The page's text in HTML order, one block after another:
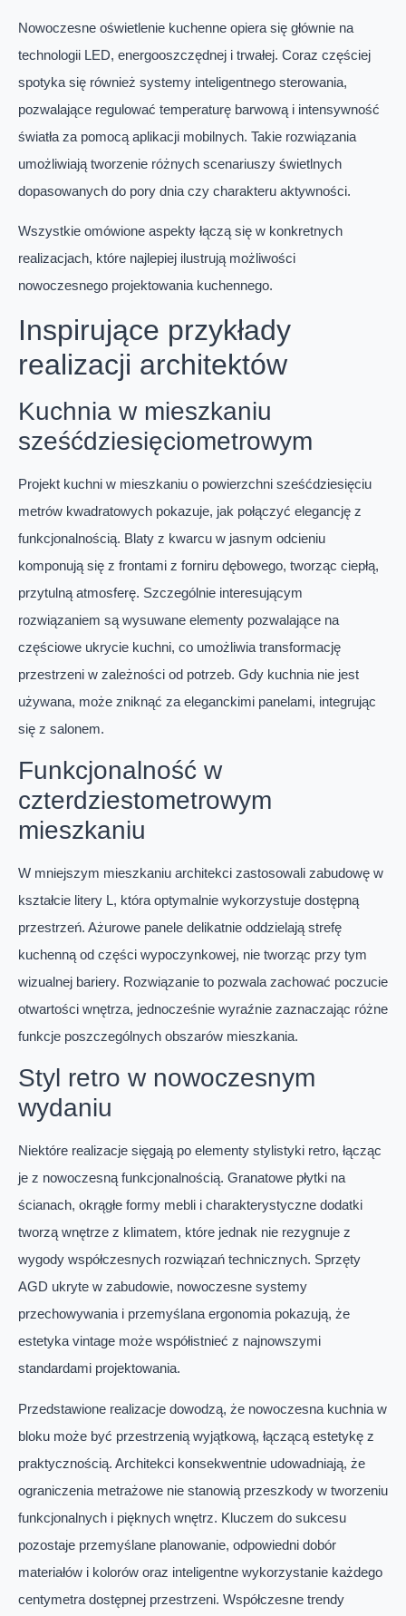
Nowoczesne oświetlenie kuchenne opiera się głównie na
technologii LED, energooszczędnej i trwałej. Coraz częściej
spotyka się również systemy inteligentnego sterowania,
pozwalające regulować temperaturę barwową i intensywność
światła za pomocą aplikacji mobilnych. Takie rozwiązania
umożliwiają tworzenie różnych scenariuszy świetlnych
dopasowanych do pory dnia czy charakteru aktywności.
Wszystkie omówione aspekty łączą się w konkretnych
realizacjach, które najlepiej ilustrują możliwości
nowoczesnego projektowania kuchennego.
Inspirujące przykłady
realizacji architektów
Kuchnia w mieszkaniu
sześćdziesięciometrowym
Projekt kuchni w mieszkaniu o powierzchni sześćdziesięciu
metrów kwadratowych pokazuje, jak połączyć elegancję z
funkcjonalnością. Blaty z kwarcu w jasnym odcieniu
komponują się z frontami z forniru dębowego, tworząc ciepłą,
przytulną atmosferę. Szczególnie interesującym
rozwiązaniem są wysuwane elementy pozwalające na
częściowe ukrycie kuchni, co umożliwia transformację
przestrzeni w zależności od potrzeb. Gdy kuchnia nie jest
używana, może zniknąć za eleganckimi panelami, integrując
się z salonem.
Funkcjonalność w
czterdziestometrowym
mieszkaniu
W mniejszym mieszkaniu architekci zastosowali zabudowę w
kształcie litery L, która optymalnie wykorzystuje dostępną
przestrzeń. Ażurowe panele delikatnie oddzielają strefę
kuchenną od części wypoczynkowej, nie tworząc przy tym
wizualnej bariery. Rozwiązanie to pozwala zachować poczucie
otwartości wnętrza, jednocześnie wyraźnie zaznaczając różne
funkcje poszczególnych obszarów mieszkania.
Styl retro w nowoczesnym
wydaniu
Niektóre realizacje sięgają po elementy stylistyki retro, łącząc
je z nowoczesną funkcjonalnością. Granatowe płytki na
ścianach, okrągłe formy mebli i charakterystyczne dodatki
tworzą wnętrze z klimatem, które jednak nie rezygnuje z
wygody współczesnych rozwiązań technicznych. Sprzęty
AGD ukryte w zabudowie, nowoczesne systemy
przechowywania i przemyślana ergonomia pokazują, że
estetyka vintage może współistnieć z najnowszymi
standardami projektowania.
Przedstawione realizacje dowodzą, że nowoczesna kuchnia w
bloku może być przestrzenią wyjątkową, łączącą estetykę z
praktycznością. Architekci konsekwentnie udowadniają, że
ograniczenia metrażowe nie stanowią przeszkody w tworzeniu
funkcjonalnych i pięknych wnętrz. Kluczem do sukcesu
pozostaje przemyślane planowanie, odpowiedni dobór
materiałów i kolorów oraz inteligentne wykorzystanie każdego
centymetra dostępnej przestrzeni. Współczesne trendy